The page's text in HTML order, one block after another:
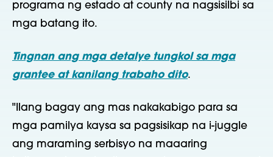
programa ng estado at county na nagsisilbi sa
mga batang ito.
Tingnan ang mga detalye tungkol sa mga
grantee at kanilang trabaho dito.
"Ilang bagay ang mas nakakabigo para sa
mga pamilya kaysa sa pagsisikap na i-juggle
ang maraming serbisyo na maaaring